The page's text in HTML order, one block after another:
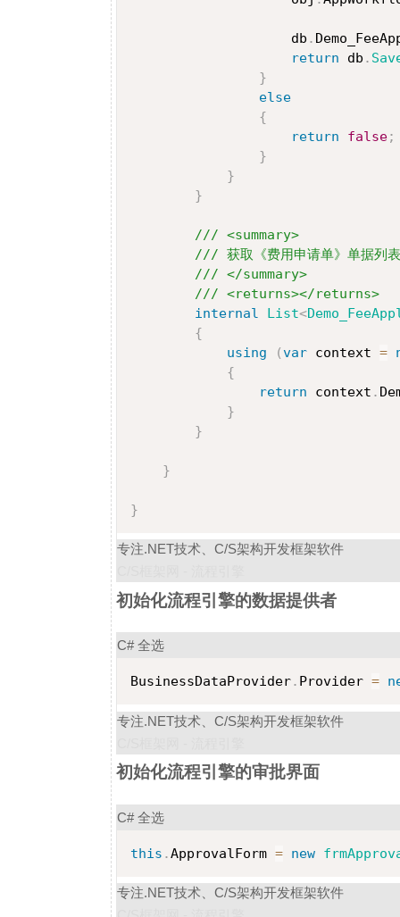
                    db
.
return db .
}
else
{
return
false;
}
}
}
/// <summary>
/// 获取《费用申请单》单据列表
/// </summary>
/// <returns></returns>
internal
List<
{
using
(var context =
{
return context .
}
}
}
}
专注.NET技术、C/S架构开发框架软件
初始化流程引擎的数据提供者
C# 全选
BusinessDataProvider. Provider =
专注.NET技术、C/S架构开发框架软件
初始化流程引擎的审批界面
C# 全选
this .ApprovalForm = new
专注.NET技术、C/S架构开发框架软件